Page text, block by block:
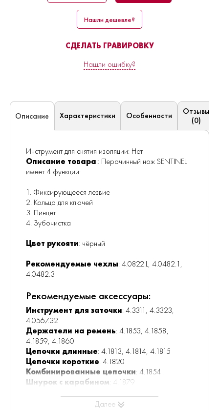
Нашли дешевле?
СДЕЛАТЬ ГРАВИРОВКУ
Нашли ошибку?
Описание Характеристики Особенности
Отзывы
(0)
Инструмент для снятия изоляции: Нет
Описание товара:: Перочинный нож SENTINEL
имеет 4 функции:
1. Фиксирующееся лезвие
2. Кольцо для ключей
3. Пинцет
4. Зубочистка
Цвет рукояти: чёрный
Рекомендуемые чехлы: 4.0822.L, 4.0482.1,
4.0482.3
Рекомендуемые аксессуары:
Инструмент для заточки: 4.3311, 4.3323,
4.0567.32
Держатели на ремень: 4.1853, 4.1858,
4.1859, 4.1860
Цепочки длинные: 4.1813, 4.1814, 4.1815
Цепочки короткие: 4.1820
Комбинированные цепочки: 4.1854
Шнурок с карабином : 4.1879
Далее